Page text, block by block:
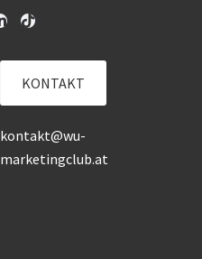
KONTAKT
kontakt@wu-
marketingclub.at